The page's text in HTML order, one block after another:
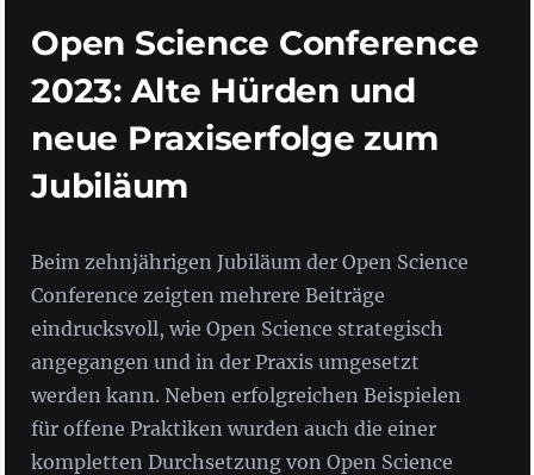
Open Science Conference
2023: Alte Hürden und
neue Praxiserfolge zum
Jubiläum
Beim zehnjährigen Jubiläum der Open Science
Conference zeigten mehrere Beiträge
eindrucksvoll, wie Open Science strategisch
angegangen und in der Praxis umgesetzt
werden kann. Neben erfolgreichen Beispielen
für offene Praktiken wurden auch die einer
kompletten Durchsetzung von Open Science